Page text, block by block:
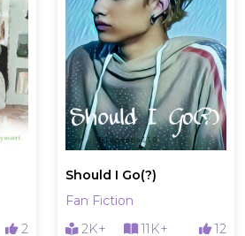
2
Should I Go(?)
Fan Fiction
2K+
11K+ 12